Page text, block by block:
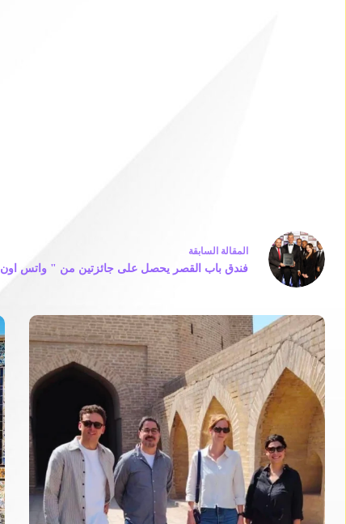
المقالة السابقة
فندق باب القصر يحصل على جائزتين من " واتس اون 2023 "